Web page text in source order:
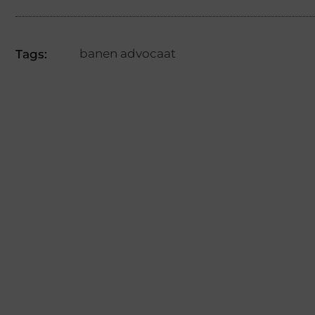
Tags: banen advocaat